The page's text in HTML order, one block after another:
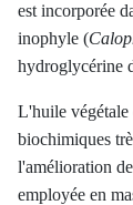
est incorporée
inophyle (
hydroglycérine
L'huile végétale
biochimiques
l'amélioration
employée en